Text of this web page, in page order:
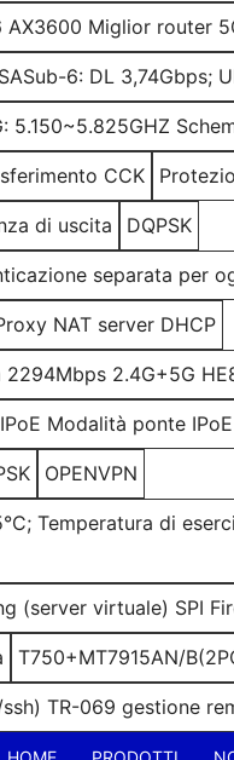
AX3600 Miglior router
6: DL 3,74Gbps;
5.150~5.825GHZ
CCK
di uscita DQPSK
separata per
NAT server DHCP
2.4G+5G
Modalità ponte
OPENVPN
Temperatura di
(server virtuale) SPI
T750+MT7915AN/
TR-069 gestione